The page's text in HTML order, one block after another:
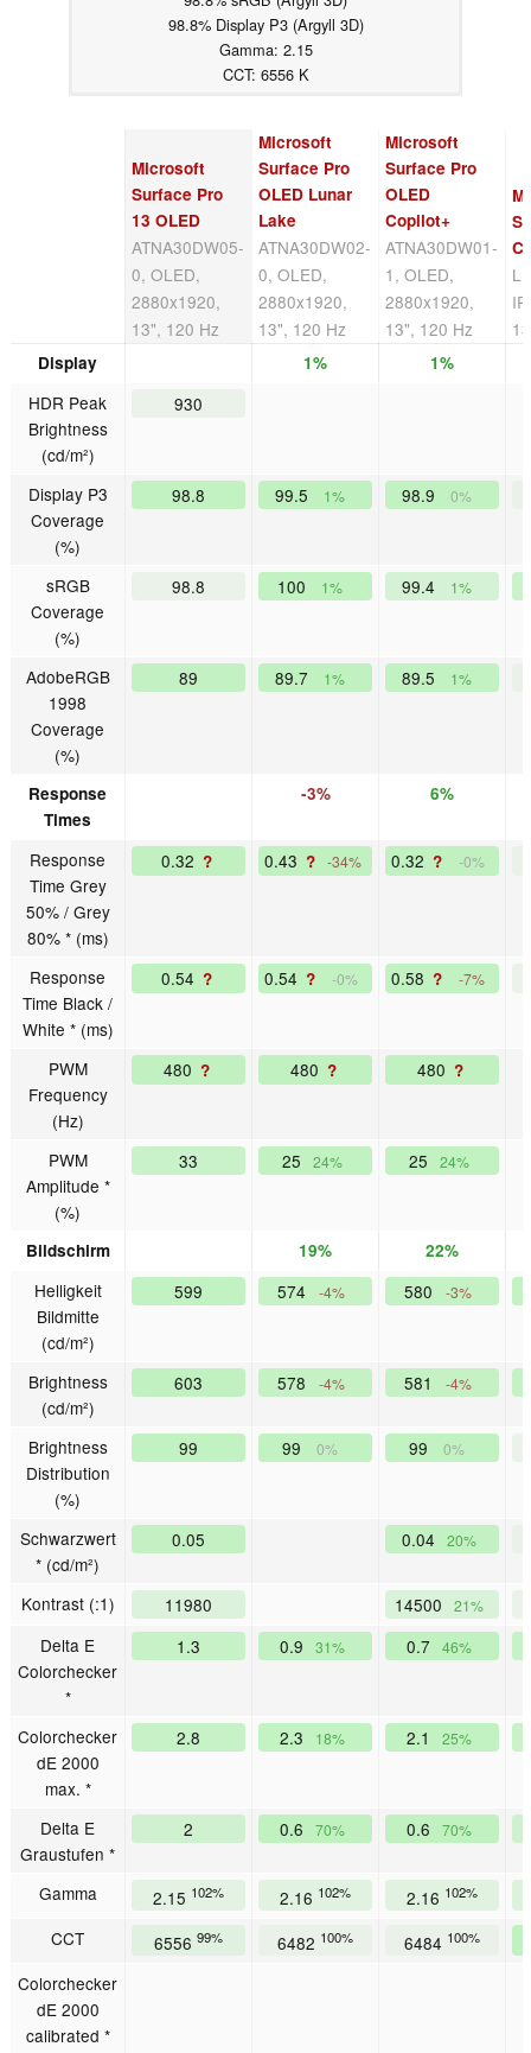
98.8% Display P3 (Argyll 3D)
Gamma: 2.15
CCT: 6556 K
Microsoft
Surface Pro
13 OLED
ATNA30DW05-
0, OLED,
2880x1920,
13", 120 Hz
Microsoft
Surface Pro
OLED Lunar
Lake
ATNA30DW02-
0, OLED,
2880x1920,
13", 120 Hz
Microsoft
Surface Pro
OLED
Copilot+
ATNA30DW01-
1, OLED,
2880x1920,
13", 120 Hz
Display 1% 1%
HDR Peak
Brightness
(cd/m²)
930
Display P3
Coverage
(%)
98.8 99.5 1% 98.9 0%
sRGB
Coverage
(%)
98.8 100 1% 99.4 1%
AdobeRGB
1998
Coverage
(%)
89 89.7 1% 89.5 1%
Response
Times
-3% 6%
Response
Time Grey
50% / Grey
80% * (ms)
0.32 ? 0.43 ? -34% 0.32 ? -0%
Response
Time Black /
White * (ms)
0.54 ? 0.54 ? -0% 0.58 ? -7%
PWM
Frequency
(Hz)
480 ? 480 ? 480 ?
PWM
Amplitude *
(%)
33 25 24% 25 24%
Bildschirm 19% 22%
Helligkeit
Bildmitte
(cd/m²)
599 574 -4% 580 -3%
Brightness
(cd/m²)
603 578 -4% 581 -4%
Brightness
Distribution
(%)
99 99 0% 99 0%
Schwarzwert
* (cd/m²)
0.05 0.04 20%
Kontrast (:1) 11980 14500 21%
Delta E
Colorchecker
*
1.3 0.9 31% 0.7 46%
Colorchecker
dE 2000
max. *
2.8 2.3 18% 2.1 25%
Delta E
Graustufen *
2 0.6 70% 0.6 70%
Gamma 2.15 102% 2.16 102% 2.16 102%
CCT 6556 99% 6482 100% 6484 100%
Colorchecker
dE 2000
calibrated *